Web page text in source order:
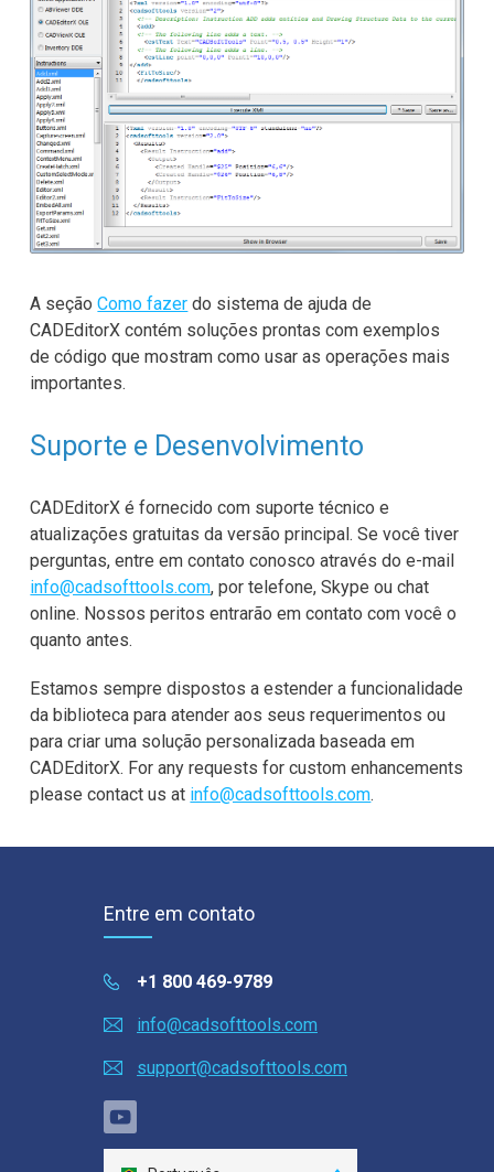
A seçãoComo fazer do sistema de ajuda de
CADEditorX contém soluções prontas com exemplos
de código que mostram como usar as operações mais
importantes.
Suporte e Desenvolvimento
CADEditorX é fornecido com suporte técnico e
atualizações gratuitas da versão principal. Se você tiver
perguntas, entre em contato conosco através do e-mail
info@cadsofttools.com, por telefone, Skype ou chat
online. Nossos peritos entrarão em contato com você o
quanto antes.
Estamos sempre dispostos a estender a funcionalidade
da biblioteca para atender aos seus requerimentos ou
para criar uma solução personalizada baseada em
CADEditorX. For any requests for custom enhancements
please contact us at info@cadsofttools.com.
Entre em contato
+1 800 469-9789
info@cadsofttools.com
support@cadsofttools.com